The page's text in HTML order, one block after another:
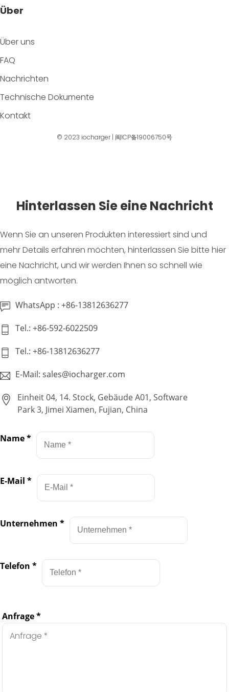
Über
Über uns
FAQ
Nachrichten
Technische Dokumente
Kontakt
© 2023 iocharger| 闽ICP备19006750号
Hinterlassen Sie eine Nachricht
Wenn Sie an unseren Produkten interessiert sind und
mehr Details erfahren möchten, hinterlassen Sie bitte hier
eine Nachricht, und wir werden Ihnen so schnell wie
möglich antworten.
WhatsApp : +86-13812636277
Tel.: +86-592-6022509
Tel.: +86-13812636277
E-Mail: sales@iocharger.com
Einheit 04, 14. Stock, Gebäude A01, Software
Park 3, Jimei Xiamen, Fujian, China
Name*
E-Mail *
Unternehmen *
Telefon *
Anfrage*